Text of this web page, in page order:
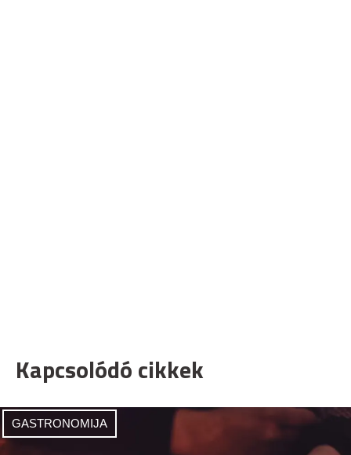
Kapcsolódó cikkek
GASTRONOMIJA